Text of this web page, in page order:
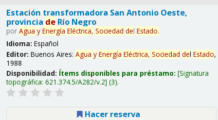
Estación transformadora San Antonio Oeste,
provincia deRío Negro
por Agua y Energía Eléctrica, Sociedad del Estado.
Idioma: Español
Editor: Buenos Aires: Agua y Energía Eléctrica, Sociedad del Estado,
1988
Disponibilidad: Ítems disponibles para préstamo: Signatura
topográfica: 621.374.5/A282/v.2 (3).
Hacer reserva